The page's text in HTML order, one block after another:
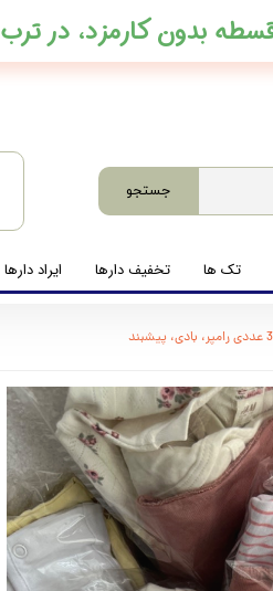
جستجو
تک ها تخفیف دارها ایراد دارها